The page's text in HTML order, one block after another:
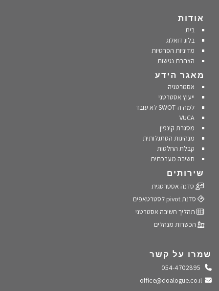
אודות
בית
בלוג דואלוג
מדיניות הפרטיות
הצהרת נגישות
מאגר הידע
אסטרטגיה
ייעוץ אסטרטגי
למה ה-SWOT לא עובד
VUCA
מסגרת קינפין
מנהיגות הסתגלותית
קבלת החלטות
חשיבה מערכתית
שירותים
סדנה אסטרטגית
סדנת pivot לסטרטאפים
תהליך חשיבה אסטרטגי
הכשרות מנהלים
שמרו על קשר
התקשרו אלינו
שלחו מייל